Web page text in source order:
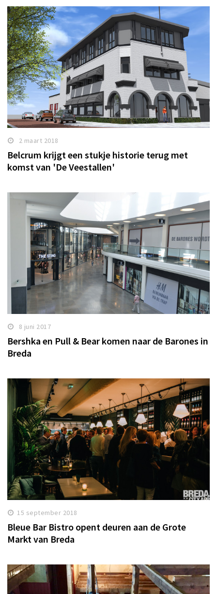
2 maart 2018
Belcrum krijgt een stukje historie terug met
komst van 'De Veestallen'
8 juni 2017
Bershka en Pull & Bear komen naar de Barones in
Breda
15 september 2018
Bleue Bar Bistro opent deuren aan de Grote
Markt van Breda